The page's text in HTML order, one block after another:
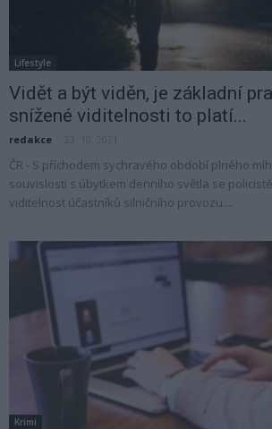
Lifestyle
Vidět a být viděn, je základní
snížené viditelnosti to platí...
redakce
ČR - S příchodem sychravého období plného
souvislosti s úbytkem denního světla se
viditelnost účastníků silničního provozu....
Krimi